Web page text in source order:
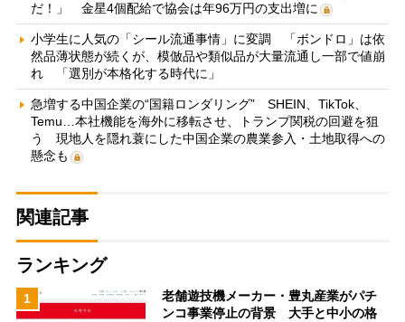
だ！」 金星4個配給で協会は年96万円の支出増に
小学生に人気の「シール流通事情」に変調 「ボンドロ」は依
然品薄状態が続くが、模倣品や類似品が大量流通し一部で値崩
れ 「選別が本格化する時代に」
急増する中国企業の“国籍ロンダリング” SHEIN、TikTok、
Temu…本社機能を海外に移転させ、トランプ関税の回避を狙
う 現地人を隠れ蓑にした中国企業の農業参入・土地取得への
懸念も
関連記事
ランキング
1
老舗遊技機メーカー・豊丸産業がパチ
ンコ事業停止の背景 大手と中小の格